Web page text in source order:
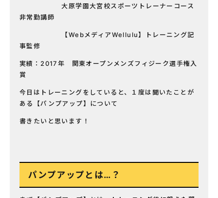
大原学園大宮校スポーツトレーナーコース
非常勤講師
【WebメディアWellulu】トレーニング記
事監修
実績：2017年 関東オープンメンズフィジーク選手権入
賞
今日はトレーニングをしていると、１度は聞いたことが
ある【パンプアップ】について
書きたいと思います！
パンプアップとは…？